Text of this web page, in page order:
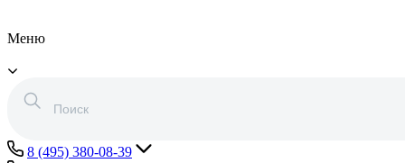
Меню
8 (495) 380-08-39